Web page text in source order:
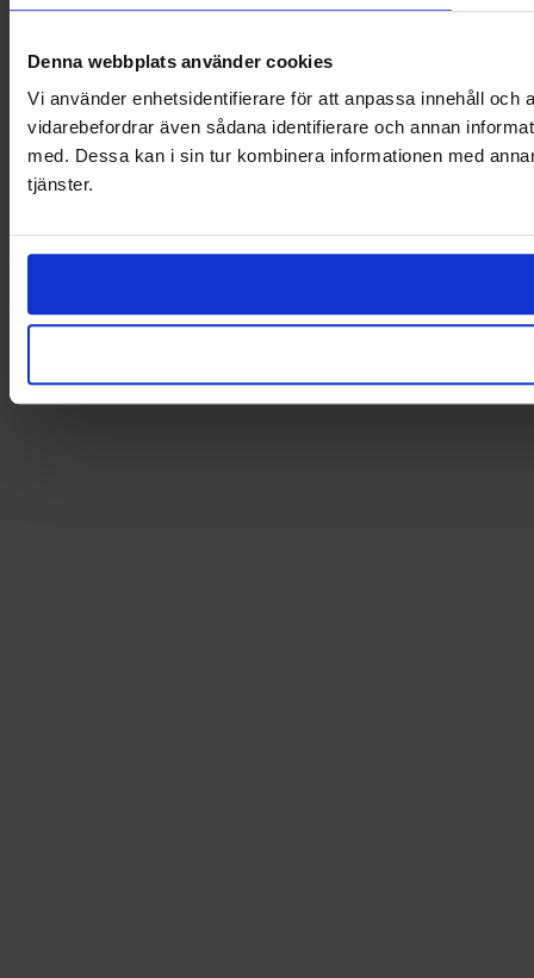
Denna webbplats använder cookies
Vi använder enhetsidentifierare för att anpassa innehåll
vidarebefordrar även sådana identifierare och annan
med. Dessa kan i sin tur kombinera informationen med
tjänster.